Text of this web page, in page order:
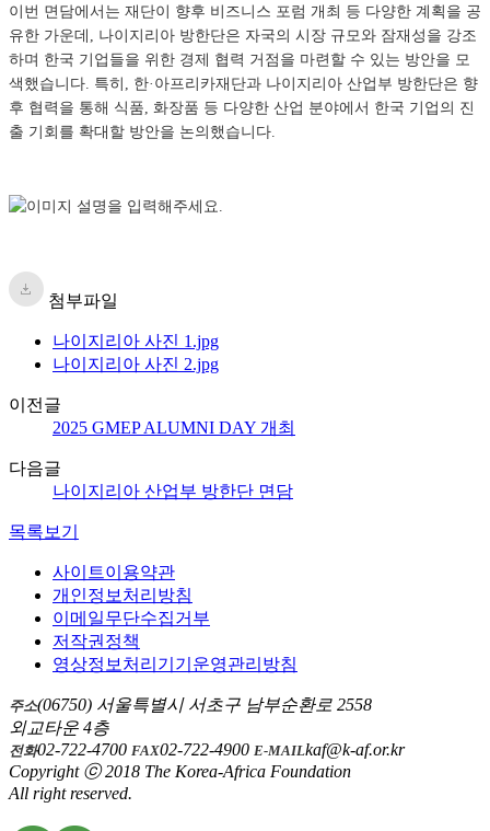
이번 면담에서는 재단이 향후 비즈니스 포럼 개최 등 다양한 계획을 공
유한 가운데, 나이지리아 방한단은 자국의 시장 규모와 잠재성을 강조
하며 한국 기업들을 위한 경제 협력 거점을 마련할 수 있는 방안을 모
색했습니다. 특히, 한·아프리카재단과 나이지리아 산업부 방한단은 향
후 협력을 통해 식품, 화장품 등 다양한 산업 분야에서 한국 기업의 진
출 기회를 확대할 방안을 논의했습니다.
첨부파일
나이지리아 사진 1.jpg
나이지리아 사진 2.jpg
이전글
2025 GMEP ALUMNI DAY 개최
다음글
나이지리아 산업부 방한단 면담
목록보기
사이트이용약관
개인정보처리방침
이메일무단수집거부
저작권정책
영상정보처리기기운영관리방침
주소(06750) 서울특별시 서초구 남부순환로 2558
외교타운 4층
전화02-722-4700 FAX02-722-4900 E-MAILkaf@k-af.or.kr
Copyright ⓒ 2018 The Korea-Africa Foundation
All right reserved.